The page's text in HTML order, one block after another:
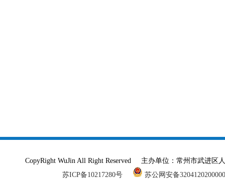
CopyRight WuJin All Right Reserved 主办单位：常州市武进
苏ICP备10217280号
苏公网安备